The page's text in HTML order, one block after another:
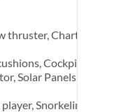
thruster, Chart plotter in
Cockpit
Solar Panels,
Snorkeling